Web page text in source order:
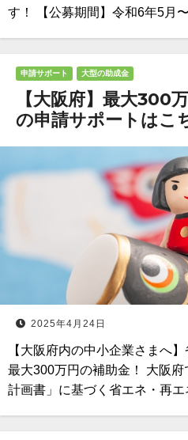
す！ 【公募期間】令和6年5月
申請サポート 大型の助成金
【大阪府】最大300
の申請サポートはこ
2025年4月24日
【大阪府内の中小企業さまへ
最大300万円の補助金！ 大阪
計画書」に基づく省エネ・再